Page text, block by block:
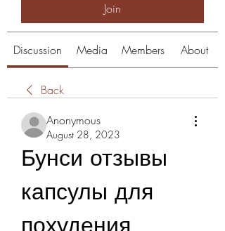
Join
Discussion Media Members About
Back
Anonymous
August 28, 2023
Бунси отзывы
капсулы для